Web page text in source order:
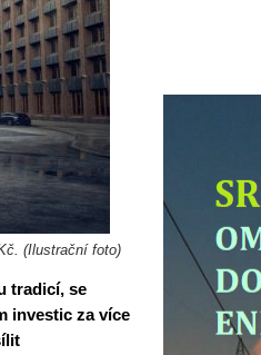
(Ilustrační foto)
tradicí, se
investic za více